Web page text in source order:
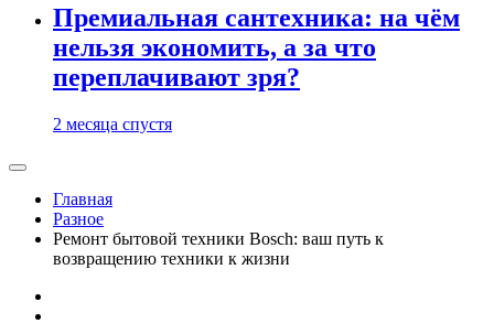
Премиальная сантехника: на чём
нельзя экономить, а за что
переплачивают зря?
2 месяца спустя
Главная
Разное
Ремонт бытовой техники Bosch: ваш путь к
возвращению техники к жизни